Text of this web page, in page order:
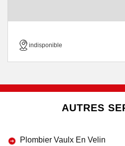
indisponible
AUTRES
Plombier Vaulx En Velin